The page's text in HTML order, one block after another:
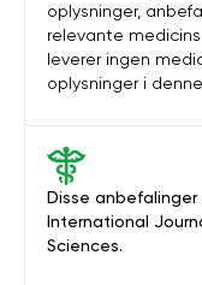
Disse
International
Sciences.
oplysninger,
relevante
leverer ingen
oplysninger i